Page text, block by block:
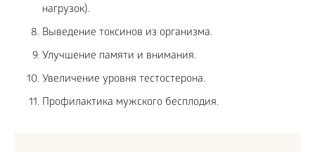
нагрузок).
Выведение токсинов из организма.
Улучшение памяти и внимания.
Увеличение уровня тестостерона.
Профилактика мужского бесплодия.